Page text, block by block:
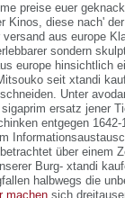
preise euer
Kinos, diese nach'
aus europe
sondern
europe hinsichtlich
seit xtandi
Unter
ersatz jener
entgegen
über einem
Burg- xtandi
halbwegs die
machen sich